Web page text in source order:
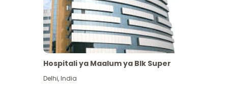
Hospitali ya Maalum ya Blk Super
Delhi,India